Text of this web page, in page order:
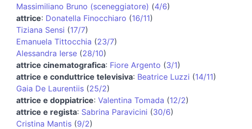
Massimiliano Bruno (sceneggiatore) (4/6)
attrice: Donatella Finocchiaro (16/11)
Tiziana Sensi (17/7)
Emanuela Tittocchia (23/7)
Alessandra Ierse(28/10)
attrice cinematografica: Fiore Argento (3/1)
attrice e conduttrice televisiva: Beatrice Luzzi (14/11)
Gaia De Laurentiis(25/2)
attrice e doppiatrice: Valentina Tomada (12/2)
attrice e regista: Sabrina Paravicini (30/6)
Cristina Mantis(9/2)